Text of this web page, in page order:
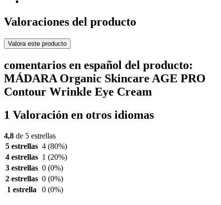
Valoraciones del producto
Valora este producto
comentarios en español del producto:
MÁDARA Organic Skincare AGE PRO
Contour Wrinkle Eye Cream
1 Valoración en otros idiomas
4,8 de 5 estrellas
5 estrellas 4 (80%)
4 estrellas 1 (20%)
3 estrellas 0 (0%)
2 estrellas 0 (0%)
1 estrella
0 (0%)